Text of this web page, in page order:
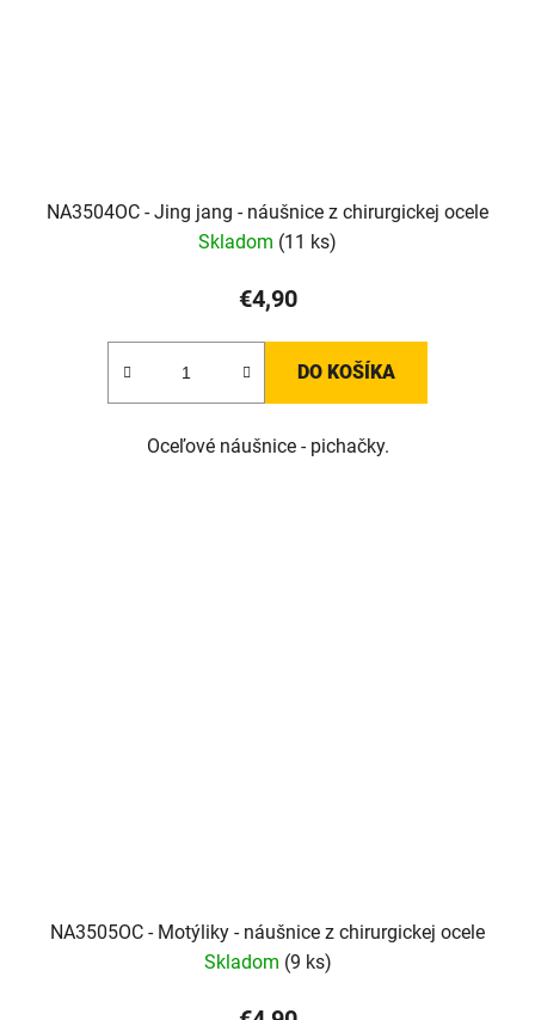
NA3504OC - Jing jang - náušnice z chirurgickej ocele
Skladom (11 ks)
€4,90
DO KOŠÍKA
Oceľové náušnice - pichačky.
NA3505OC - Motýliky - náušnice z chirurgickej ocele
Skladom (9 ks)